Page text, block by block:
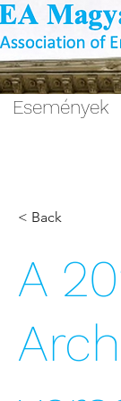
Események
< Back
A